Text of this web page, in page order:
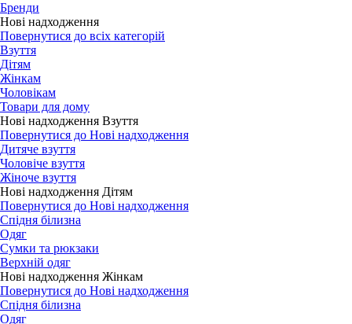
Бренди
Нові надходження
Повернутися до всіх категорій
Взуття
Дітям
Жінкам
Чоловікам
Товари для дому
Нові надходження Взуття
Повернутися до Нові надходження
Дитяче взуття
Чоловіче взуття
Жіноче взуття
Нові надходження Дітям
Повернутися до Нові надходження
Спідня білизна
Одяг
Сумки та рюкзаки
Верхній одяг
Нові надходження Жінкам
Повернутися до Нові надходження
Спідня білизна
Одяг